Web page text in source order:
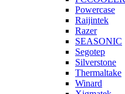
Powercase
Raijintek
Razer
SEASONIC
Segotep
Silverstone
Thermaltake
Winard